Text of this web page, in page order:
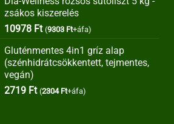
was:
35373 Ft.
is:
zsákos kiszerelés
10978 Ft (9303 Ft+áfa)
Gluténmentes 4in1 gríz alap
(szénhidrátcsökkentett, tejmentes,
vegán)
2719 Ft (2304 Ft+áfa)